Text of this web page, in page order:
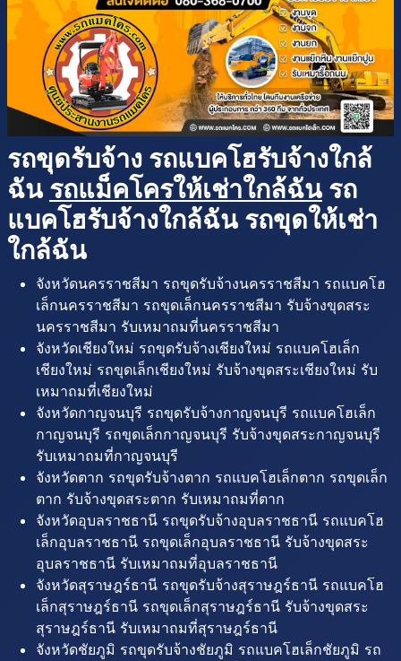
รถขุดรับจ้าง รถแบคโฮรับจ้างใกล้
ฉัน รถแม็คโครให้เช่าใกล้ฉัน รถ
แบคโฮรับจ้างใกล้ฉัน รถขุดให้เช่า
ใกล้ฉัน
จังหวัดนครราชสีมา รถขุดรับจ้างนครราชสีมา รถแบคโฮ
เล็กนครราชสีมา รถขุดเล็กนครราชสีมา รับจ้างขุดสระ
นครราชสีมา รับเหมาถมที่นครราชสีมา
จังหวัดเชียงใหม่ รถขุดรับจ้างเชียงใหม่ รถแบคโฮเล็ก
เชียงใหม่ รถขุดเล็กเชียงใหม่ รับจ้างขุดสระเชียงใหม่ รับ
เหมาถมที่เชียงใหม่
จังหวัดกาญจนบุรี รถขุดรับจ้างกาญจนบุรี รถแบคโฮเล็ก
กาญจนบุรี รถขุดเล็กกาญจนบุรี รับจ้างขุดสระกาญจนบุรี
รับเหมาถมที่กาญจนบุรี
จังหวัดตาก รถขุดรับจ้างตาก รถแบคโฮเล็กตาก รถขุดเล็ก
ตาก รับจ้างขุดสระตาก รับเหมาถมที่ตาก
จังหวัดอุบลราชธานี รถขุดรับจ้างอุบลราชธานี รถแบคโฮ
เล็กอุบลราชธานี รถขุดเล็กอุบลราชธานี รับจ้างขุดสระ
อุบลราชธานี รับเหมาถมที่อุบลราชธานี
จังหวัดสุราษฎร์ธานี รถขุดรับจ้างสุราษฎร์ธานี รถแบคโฮ
เล็กสุราษฎร์ธานี รถขุดเล็กสุราษฎร์ธานี รับจ้างขุดสระ
สุราษฎร์ธานี รับเหมาถมที่สุราษฎร์ธานี
จังหวัดชัยภูมิ รถขุดรับจ้างชัยภูมิ รถแบคโฮเล็กชัยภูมิ รถ